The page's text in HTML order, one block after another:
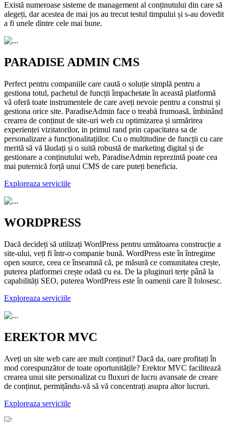
Există numeroase sisteme de management al conținutului din care să
alegeți, dar acestea de mai jos au trecut testul timpului și s-au dovedit
a fi unele dintre cele mai bune.
PARADISE ADMIN CMS
Perfect pentru companiile care caută o soluție simplă pentru a
gestiona totul, pachetul de funcții împachetate în această platformă
vă oferă toate instrumentele de care aveți nevoie pentru a construi și
gestiona orice site. ParadiseAdmin face o treabă frumoasă, îmbinând
crearea de conținut de site-uri web cu optimizarea și urmărirea
experienței vizitatorilor, in primul rand prin capacitatea sa de
personalizare a funcționalitațiilor. Cu o multitudine de funcții cu care
merită să vă lăudați și o suită robustă de marketing digital și de
gestionare a conținutului web, ParadiseAdmin reprezintă poate cea
mai puternică forță unui CMS de care puteți beneficia.
Exploreaza serviciile
WORDPRESS
Dacă decideți să utilizați WordPress pentru următoarea construcție a
site-ului, veți fi într-o companie bună. WordPress este în întregime
open source, ceea ce înseamnă că, pe măsură ce comunitatea crește,
puterea platformei crește odată cu ea. De la pluginuri terțe până la
capabilități SEO, puterea WordPress este în oamenii care îl folosesc.
Exploreaza serviciile
EREKTOR MVC
Aveți un site web care are mult conținut? Dacă da, oare profitați în
mod corespunzător de toate oportunitățile? Erektor MVC facilitează
crearea unui site personalizat cu fluxuri de lucru avansate de creare
de conținut, permițându-vă să vă concentrați asupra altor lucruri.
Exploreaza serviciile